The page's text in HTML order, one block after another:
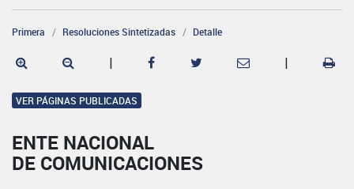
Primera Resoluciones Sintetizadas Detalle
| |
VER PÁGINAS PUBLICADAS
ENTE NACIONAL
DE COMUNICACIONES